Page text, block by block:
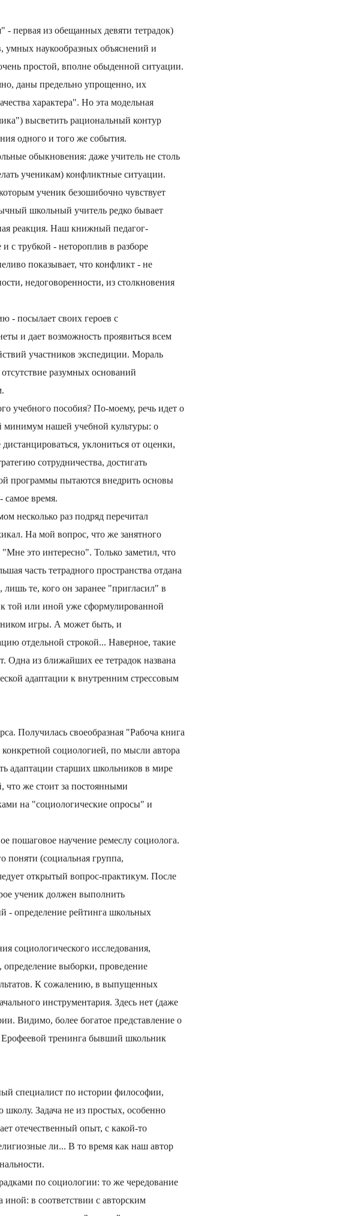
- первая из обещанных девяти тетрадок)
умных наукообразных объяснений и
простой, вполне обыденной ситуации.
даны предельно упрощенно, их
характера". Но эта модельная
высветить рациональный контур
одного и того же события.
обыкновения: даже учитель не столь
ученикам) конфликтные ситуации.
ученик безошибочно чувствует
школьный учитель редко бывает
реакция. Наш книжный педагог-
с трубкой - нетороплив в разборе
показывает, что конфликт - не
недоговоренности, из столкновения
- посылает своих героев с
и дает возможность проявиться всем
участников экспедиции. Мораль
разумных оснований
учебного пособия? По-моему, речь идет о
минимум нашей учебной культуры: о
уклониться от оценки,
сотрудничества, достигать
программы пытаются внедрить основы
самое время.
несколько раз подряд перечитал
На мой вопрос, что же занятного
это интересно". Только заметил, что
часть тетрадного пространства отдана
лишь те, кого он заранее "пригласил" в
той или иной уже сформулированной
игры. А может быть, и
отдельной строкой... Наверное, такие
Одна из ближайших ее тетрадок названа
адаптации к внутренним стрессовым
Получилась своеобразная "Рабоча книга
конкретной социологией, по мысли автора
адаптации старших школьников в мире
что же стоит за постоянными
на "социологические опросы" и
пошаговое научение ремеслу социолога.
поняти (социальная группа,
открытый вопрос-практикум. После
ученик должен выполнить
- определение рейтинга школьных
социологического исследования,
выборки, проведение
К сожалению, в выпущенных
инструментария. Здесь нет (даже
Видимо, более богатое представление о
тренинга бывший школьник
специалист по истории философии,
Задача не из простых, особенно
отечественный опыт, с какой-то
ли... В то время как наш автор
по социологии: то же чередование
в соответствии с авторским